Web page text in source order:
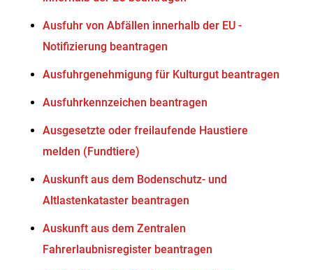
Ausfuhr von Abfällen innerhalb der EU -
Notifizierung beantragen
Ausfuhrgenehmigung für Kulturgut beantragen
Ausfuhrkennzeichen beantragen
Ausgesetzte oder freilaufende Haustiere
melden (Fundtiere)
Auskunft aus dem Bodenschutz- und
Altlastenkataster beantragen
Auskunft aus dem Zentralen
Fahrerlaubnisregister beantragen